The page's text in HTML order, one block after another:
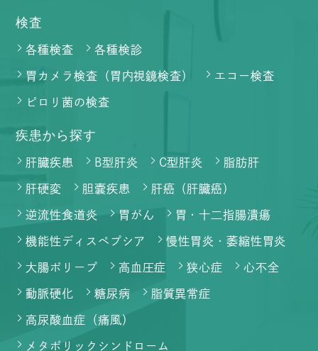
検査
各種検査 各種検診
胃カメラ検査（胃内視鏡検査） エコー検査
ピロリ菌の検査
疾患から探す
肝臓疾患 B型肝炎 C型肝炎 脂肪肝
肝硬変 胆嚢疾患 肝癌（肝臓癌）
逆流性食道炎 胃がん 胃・十二指腸潰瘍
機能性ディスペプシア 慢性胃炎・萎縮性胃炎
大腸ポリープ 高血圧症 狭心症 心不全
動脈硬化 糖尿病 脂質異常症
高尿酸血症（痛風）
メタボリックシンドローム